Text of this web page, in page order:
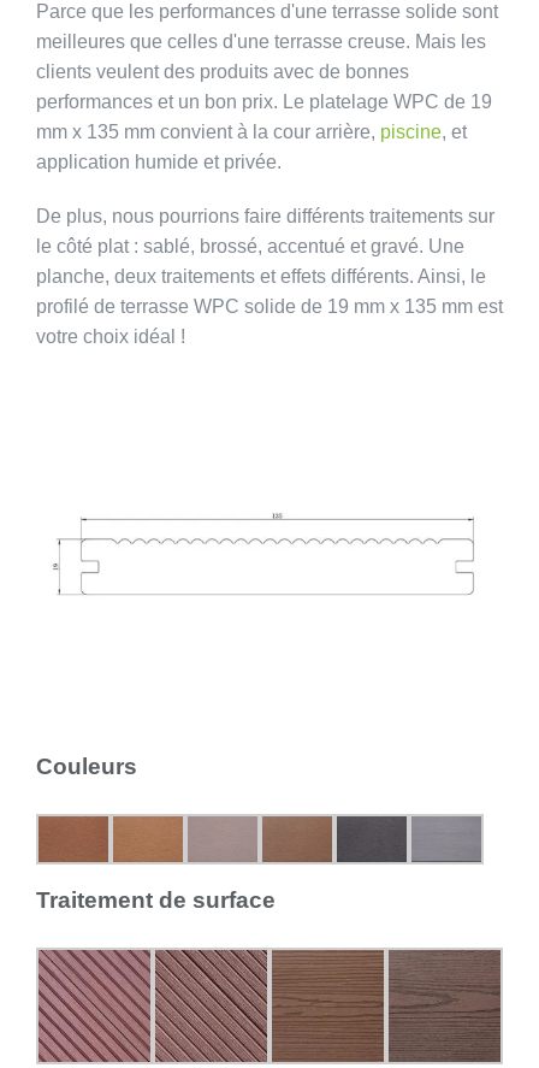
Parce que les performances d'une terrasse solide sont
meilleures que celles d'une terrasse creuse. Mais les
clients veulent des produits avec de bonnes
performances et un bon prix. Le platelage WPC de 19
mm x 135 mm convient à la cour arrière, piscine, et
application humide et privée.
De plus, nous pourrions faire différents traitements sur
le côté plat : sablé, brossé, accentué et gravé. Une
planche, deux traitements et effets différents. Ainsi, le
profilé de terrasse WPC solide de 19 mm x 135 mm est
votre choix idéal !
Couleurs
Traitement de surface